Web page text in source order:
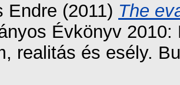
Endre (2011) The
Évkönyv
realitás és esély.